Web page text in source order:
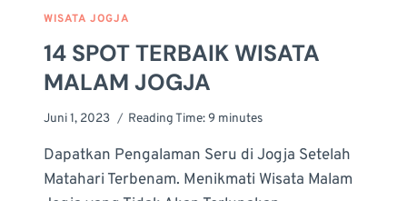
WISATA JOGJA
14 SPOT TERBAIK WISATA
MALAM JOGJA
Juni 1, 2023 Reading Time:9 minutes
Dapatkan Pengalaman Seru di Jogja Setelah
Matahari Terbenam. Menikmati Wisata Malam